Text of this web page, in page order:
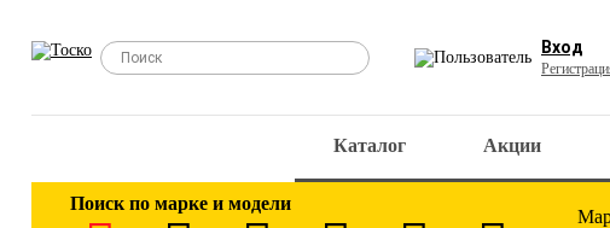
Вход
Каталог Акции
Поиск по марке и модели